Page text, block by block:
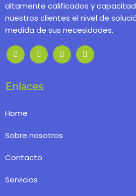
altamente calificados y
nuestros clientes el nivel de
medida de sus necesidades.
Enlaces
Home
Sobre nosotros
Contacto
Servicios